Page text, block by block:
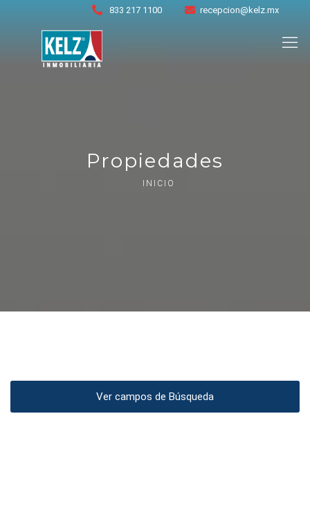
833 217 1100 recepcion@kelz.mx
Propiedades
INICIO
Ver campos de Búsqueda